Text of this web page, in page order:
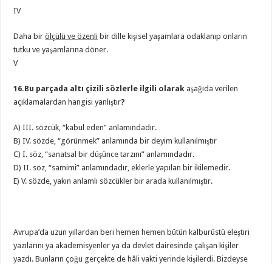
IV
Daha birölçülü ve özenli bir dille kişisel yaşamlara odaklanıp onların
tutku ve yaşamlarına döner.
V
16.Bu parçada altı çizili sözlerle ilgili olarak aşağıda verilen
açıklamalardan hangisi yanlıştır?
A) III. sözcük, “kabul eden” anlamındadır.
B) IV. sözde, “görünmek” anlamında bir deyim kullanılmıştır
C) I. söz, “sanatsal bir düşünce tarzını” anlamındadır.
D) II. söz, “samimi” anlamındadır, eklerle yapılan bir ikilemedir.
E) V. sözde, yakın anlamlı sözcükler bir arada kullanılmıştır.
Avrupa’da uzun yıllardan beri hemen hemen bütün kalburüstü eleştiri
yazılarını ya akademisyenler ya da devlet dairesinde çalışan kişiler
yazdı. Bunların çoğu gerçekte de hâli vakti yerinde kişilerdi. Bizdeyse